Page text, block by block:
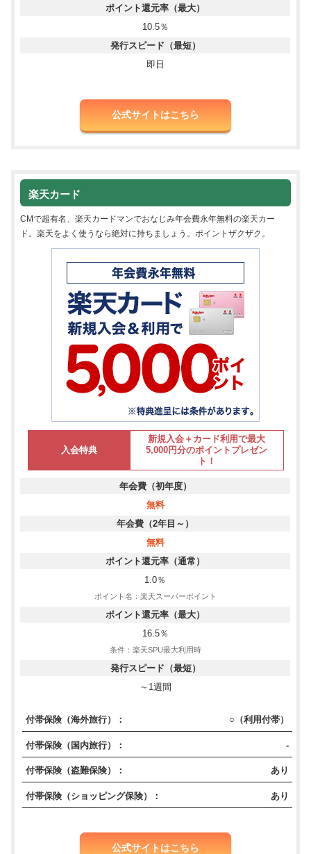
ポイント還元率（最大）
10.5％
発行スピード（最短）
即日
公式サイトはこちら
楽天カード
CMで超有名、楽天カードマンでおなじみ年会費永年無料の楽天カー
ド。楽天をよく使うなら絶対に持ちましょう。ポイントザクザク。
入会特典
新規入会＋カード利用で最大
5,000円分のポイントプレゼン
ト！
年会費（初年度）
無料
年会費（2年目～）
無料
ポイント還元率（通常）
1.0％
ポイント名：楽天スーパーポイント
ポイント還元率（最大）
16.5％
条件：楽天SPU最大利用時
発行スピード（最短）
～1週間
付帯保険（海外旅行）： ○（利用付帯）
付帯保険（国内旅行）： -
付帯保険（盗難保険）： あり
付帯保険（ショッピング保険）： あり
公式サイトはこちら